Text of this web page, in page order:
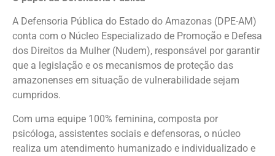
A Defensoria Pública do Estado do Amazonas (DPE-AM)
conta com o Núcleo Especializado de Promoção e Defesa
dos Direitos da Mulher (Nudem), responsável por garantir
que a legislação e os mecanismos de proteção das
amazonenses em situação de vulnerabilidade sejam
cumpridos.
Com uma equipe 100% feminina, composta por
psicóloga, assistentes sociais e defensoras, o núcleo
realiza um atendimento humanizado e individualizado e